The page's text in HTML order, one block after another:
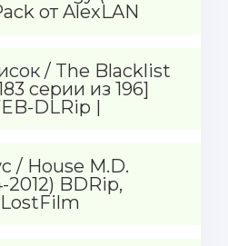
от AlexLAN
/ The Blacklist
серии из 196]
DLRip |
/ House M.D.
2012) BDRip,